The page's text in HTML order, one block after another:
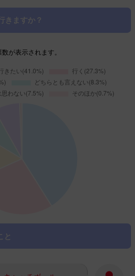
きますか？
が表示されます。
と